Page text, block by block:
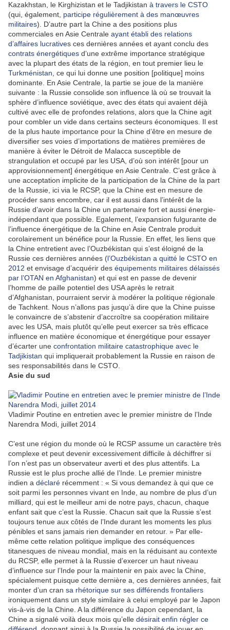
Kazakhstan, le Kirghizistan et le Tadjikistan à travers le CSTO
(qui, également, participe régulièrement à des manœuvres
militaires). D’autre part la Chine a des positions plus
commerciales en Asie Centrale ayant établi des relations
d’affaires lucratives ces dernières années et ayant conclu des
contrats énergétiques d’une extrême importance stratégique
avec la plupart des états de la région, en tout premier lieu le
Turkménistan , ce qui lui donne une position [politique] moins
dominante. En Asie Centrale, la partie se joue de la manière
suivante : la Russie consolide son influence là où se trouvait la
sphère d’influence soviétique, avec des états qui avaient déjà
cultivé avec elle de profondes relations, alors que la Chine agit
pour combler un vide dans certains secteurs économiques. Il est
de la plus haute importance pour la Chine d’être en mesure de
diversifier ses voies d’importations de matières premières de
manière à éviter le Détroit de Malacca susceptible de
strangulation et occupé par les USA, d’où son intérêt [pour un
approvisionnement] énergétique en Asie Centrale. C’est grâce à
une acceptation implicite de la participation de la Chine de la part
de la Russie, ici via le RCSP, que la Chine est en mesure de
procéder sans encombre, car il est aussi dans l’intérêt de la
Russie d’avoir dans la Chine un partenaire fort et aussi énergie-
indépendant que possible. Egalement, l’expansion fulgurante de
l’influence énergétique de la Chine en Asie Centrale produit
corolairement un bénéfice pour la Russie. En effet, les liens que
la Chine entretient avec l’Ouzbékistan qui s’est éloigné de la
Russie ces dernières années (l’Ouzbékistan a quitté le CSTO en
2012 et envisage d’acquérir des équipements militaires délaissés
par l’OTAN en Afghanistan) et qui est en passe de devenir
l’homme de paille potentiel des USA après le retrait
d’Afghanistan, pourraient servir à modérer la politique régionale
de Tachkent. Nous n’allons pas jusqu’à dire que la Chine puisse
le convaincre de s’abstenir d’accroître sa coopération militaire
avec les USA, mais plutôt qu’elle peut exercer sa très efficace
influence en matière économique et énergétique pour essayer
d’écarter une confrontation militaire catastrophique avec le
Tadjikistan qui impliquerait probablement la Russie en raison de
ses responsabilités dans le CSTO.
Asie du sud
Vladimir Poutine en entretien avec le premier ministre de l’Inde
Narendra Modi, juillet 2014
C’est une région du monde où le RCSP assume un caractère très
complexe et peut devenir excessivement difficile à déchiffrer si
l’on n’est pas un observateur averti et des plus attentifs. La
Russie est le plus proche allié de l’Inde. Le premier ministre
indien a déclaré récemment : « Si vous demandez à qui que ce
soit parmi les personnes vivant en Inde, au nombre de plus d’un
milliard, qui est le meilleur ami de notre pays, chacun, chaque
enfant sait que c’est la Russie. Chacun sait que la Russie s’est
toujours tenue aux côtés de l’Inde durant les moments les plus
pénibles et sans jamais rien demander en retour. » Par elle-
même cette relation politique implique des conséquences
titanesques de niveau mondial, mais en la réduisant au contexte
du RCSP, elle permet à la Russie d’exercer un haut niveau
d’influence sur l’Inde pour la maintenir en paix avec la Chine,
spécialement puisque cette dernière a, ces dernières années, fait
monter d’un cran sa rhétorique sur ses différends frontaliers
ironiquement dans un style similaire à celui employé par le Japon
vis-à-vis de la Chine. A la différence du Japon cependant, la
Chine a signalé voilà deux mois qu’elle désirait enfin régler ce